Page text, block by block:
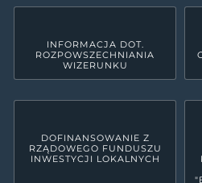
INFORMACJA DOT.
ROZPOWSZECHNIANIA
WIZERUNKU
DOFINANSOWANIE Z
RZĄDOWEGO FUNDUSZU
INWESTYCJI LOKALNYCH